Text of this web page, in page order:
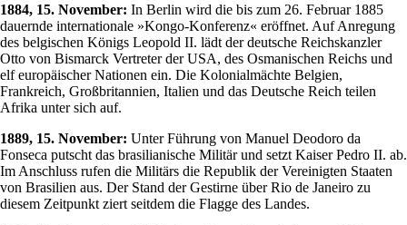
1884, 15. November: In Berlin wird die bis zum 26. Februar 1885
dauernde internationale »Kongo-Konferenz« eröffnet. Auf Anregung
des belgischen Königs Leopold II. lädt der deutsche Reichskanzler
Otto von Bismarck Vertreter der USA, des Osmanischen Reichs und
elf europäischer Nationen ein. Die Kolonialmächte Belgien,
Frankreich, Großbritannien, Italien und das Deutsche Reich teilen
Afrika unter sich auf.
1889, 15. November: Unter Führung von Manuel Deodoro da
Fonseca putscht das brasilianische Militär und setzt Kaiser Pedro II. ab.
Im Anschluss rufen die Militärs die Republik der Vereinigten Staaten
von Brasilien aus. Der Stand der Gestirne über Rio de Janeiro zu
diesem Zeitpunkt ziert seitdem die Flagge des Landes.